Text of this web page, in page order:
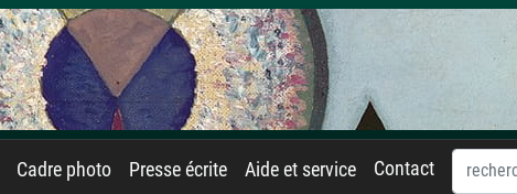
Cadre photo Presse écrite Aide et service Contact